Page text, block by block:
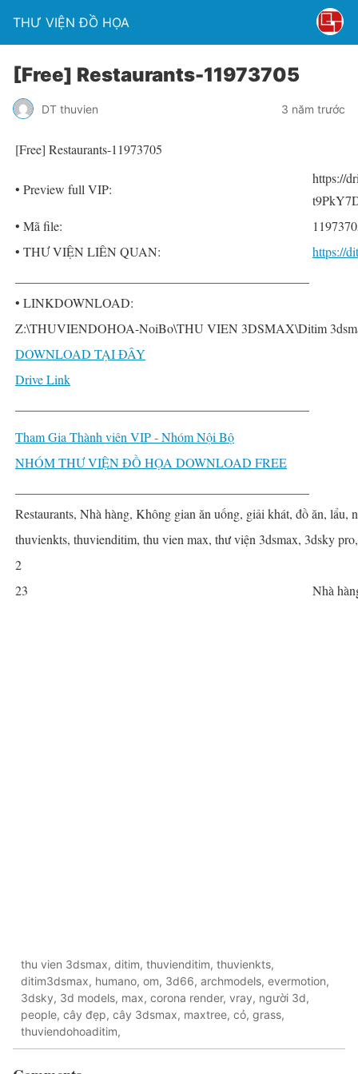
THƯ VIỆN ĐỒ HỌA
[Free] Restaurants-11973705
DT thuvien 3 năm trước
[Free] Restaurants-11973705
• Preview full VIP:
https://
• Mã file:
• THƯ VIỆN LIÊN QUAN:
https://
• LINKDOWNLOAD:
Z:\THUVIENDOHOA-NoiBo\THU VIEN 3DSMAX\Ditim
DOWNLOAD TẠI ĐÂY
Drive Link
Tham Gia Thành viên VIP - Nhóm Nội Bộ
NHÓM THƯ VIỆN ĐỒ HỌA DOWNLOAD FREE
Restaurants, Nhà hàng, Không gian ăn uống, giải khát, đồ ăn, lẩu,
thuvienkts, thuvienditim, thu vien max, thư viện 3dsmax, 3dsky
2
23
Nhà
thu vien 3dsmax, ditim, thuvienditim, thuvienkts,
ditim3dsmax, humano, om, 3d66, archmodels, evermotion,
3dsky, 3d models, max, corona render, vray, người 3d,
people, cây đẹp, cây 3dsmax, maxtree, cỏ, grass,
thuviendohoaditim,